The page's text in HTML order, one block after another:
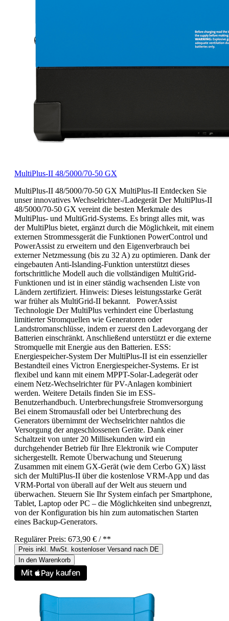
MultiPlus-II 48/5000/70-50 GX
MultiPlus-II 48/5000/70-50 GX MultiPlus-II Entdecken Sie
unser innovatives Wechselrichter-/Ladegerät Der MultiPlus-II
48/5000/70-50 GX vereint die besten Merkmale des
MultiPlus- und MultiGrid-Systems. Es bringt alles mit, was
der MultiPlus bietet, ergänzt durch die Möglichkeit, mit einem
externen Strommessgerät die Funktionen PowerControl und
PowerAssist zu erweitern und den Eigenverbrauch bei
externer Netzmessung (bis zu 32 A) zu optimieren. Dank der
eingebauten Anti-Islanding-Funktion unterstützt dieses
fortschrittliche Modell auch die vollständigen MultiGrid-
Funktionen und ist in einer ständig wachsenden Liste von
Ländern zertifiziert. Hinweis: Dieses leistungsstarke Gerät
war früher als MultiGrid-II bekannt. PowerAssist
Technologie Der MultiPlus verhindert eine Überlastung
limitierter Stromquellen wie Generatoren oder
Landstromanschlüsse, indem er zuerst den Ladevorgang der
Batterien einschränkt. Anschließend unterstützt er die externe
Stromquelle mit Energie aus den Batterien. ESS:
Energiespeicher-System Der MultiPlus-II ist ein essenzieller
Bestandteil eines Victron Energiespeicher-Systems. Er ist
flexibel und kann mit einem MPPT-Solar-Ladegerät oder
einem Netz-Wechselrichter für PV-Anlagen kombiniert
werden. Weitere Details finden Sie im ESS-
Benutzerhandbuch. Unterbrechungsfreie Stromversorgung
Bei einem Stromausfall oder bei Unterbrechung des
Generators übernimmt der Wechselrichter nahtlos die
Versorgung der angeschlossenen Geräte. Dank einer
Schaltzeit von unter 20 Millisekunden wird ein
durchgehender Betrieb für Ihre Elektronik wie Computer
sichergestellt. Remote Überwachung und Steuerung
Zusammen mit einem GX-Gerät (wie dem Cerbo GX) lässt
sich der MultiPlus-II über die kostenlose VRM-App und das
VRM-Portal von überall auf der Welt aus steuern und
überwachen. Steuern Sie Ihr System einfach per Smartphone,
Tablet, Laptop oder PC – die Möglichkeiten sind unbegrenzt,
von der Konfiguration bis hin zum automatischen Starten
eines Backup-Generators.
Regulärer Preis: 673,90 € / **
Preis inkl. MwSt. kostenloser Versand nach DE
In den Warenkorb